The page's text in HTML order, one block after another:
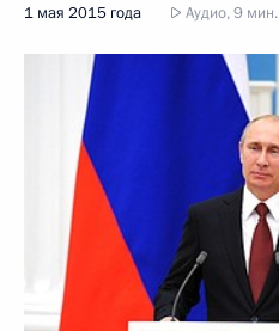
1 мая 2015 года Аудио, 9 мин.